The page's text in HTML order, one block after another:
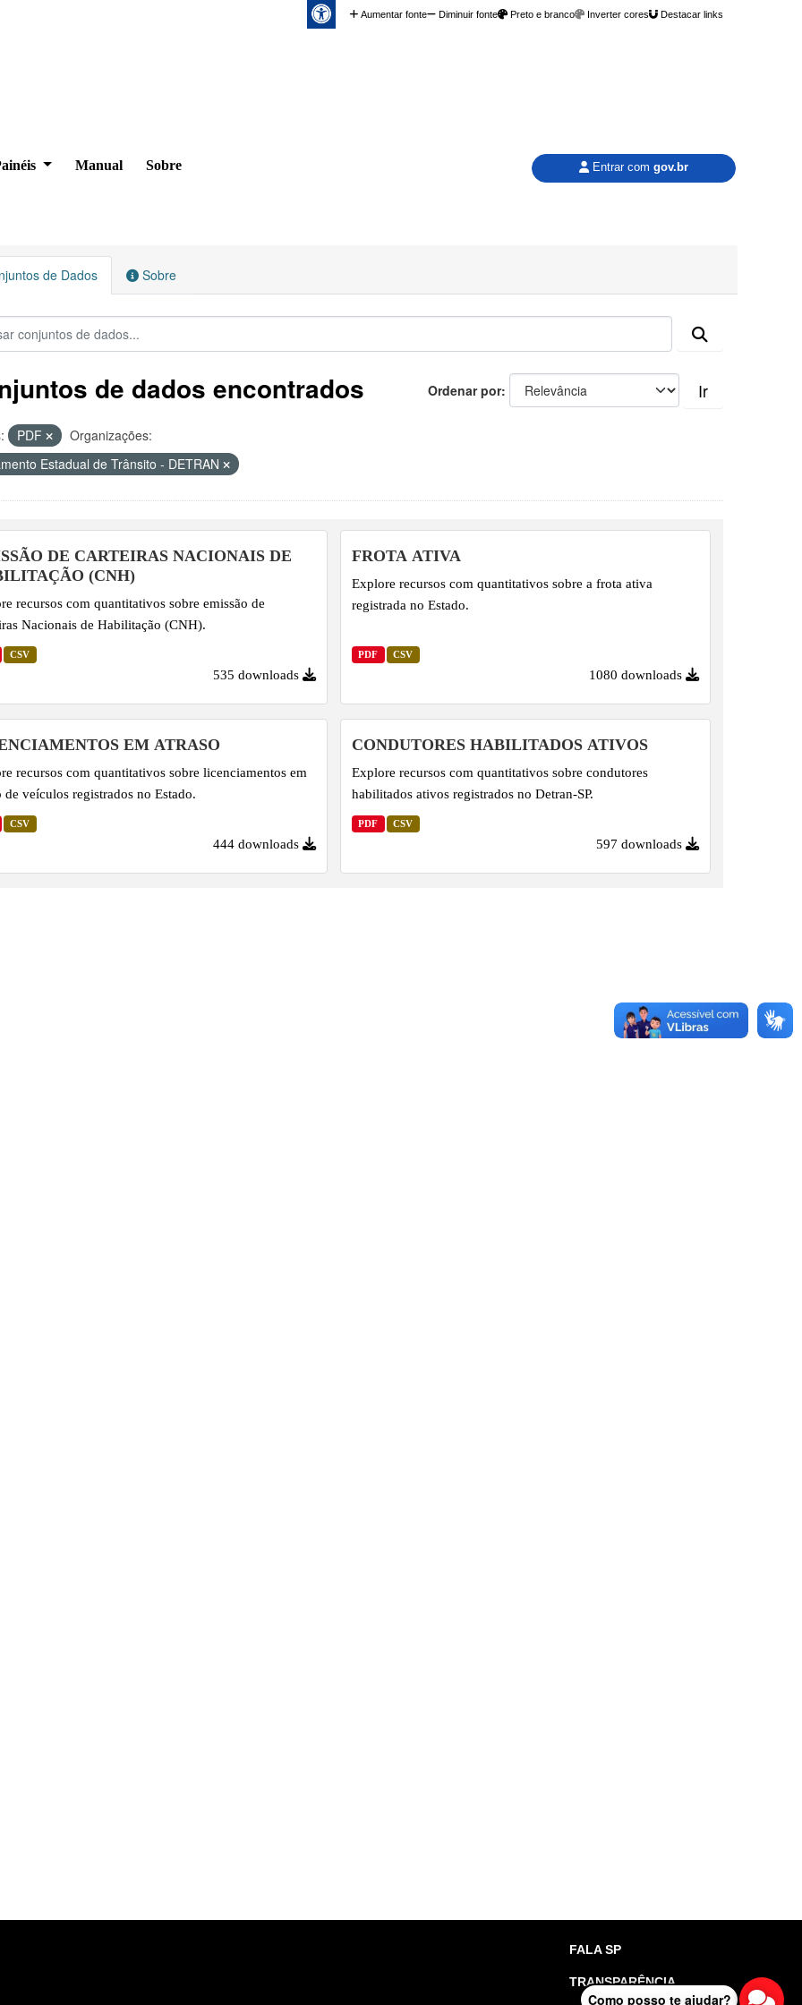
Aumentar fonte Diminuir fonte Preto e branco Inverter cores Destacar links
Manual Sobre Entrar com gov.br
de Dados Sobre
Ordenar por Ir
de dados encontrados
PDF
Organizações:
Estadual de Trânsito - DETRAN
DE CARTEIRAS NACIONAIS DE
(CNH)
recursos com quantitativos sobre emissão de
Nacionais de Habilitação (CNH).
CSV
535 downloads
FROTA ATIVA
Explore recursos com quantitativos sobre a frota ativa
registrada no Estado.
PDF CSV
1080 downloads
EM ATRASO
recursos com quantitativos sobre licenciamentos em
de veículos registrados no Estado.
CSV
444 downloads
CONDUTORES HABILITADOS ATIVOS
Explore recursos com quantitativos sobre condutores
habilitados ativos registrados no Detran-SP.
PDF CSV
597 downloads
FALA SP
TRANSPARÊNCIA
Como posso te ajudar?